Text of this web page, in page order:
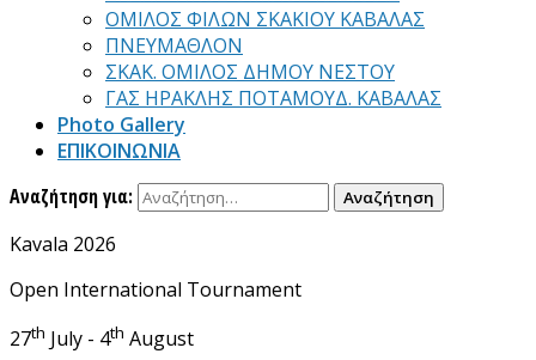
ΟΜΙΛΟΣ ΦΙΛΩΝ ΣΚΑΚΙΟΥ ΚΑΒΑΛΑΣ
ΠΝΕΥΜΑΘΛΟΝ
ΣΚΑΚ. ΟΜΙΛΟΣ ΔΗΜΟΥ ΝΕΣΤΟΥ
ΓΑΣ ΗΡΑΚΛΗΣ ΠΟΤΑΜΟΥΔ. ΚΑΒΑΛΑΣ
Photo Gallery
ΕΠΙΚΟΙΝΩΝΙΑ
Αναζήτηση για:
Kavala 2026
Open International Tournament
27th July - 4th August